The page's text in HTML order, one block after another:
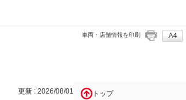
車両・店舗情報を印刷 A4
更新 : 2026/08/01 トップ